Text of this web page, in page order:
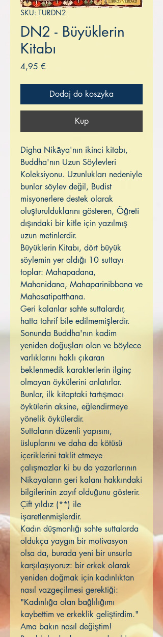
SKU: TURDN2
DN2 - Büyüklerin
Kitabı
4,95 €
Dodaj do koszyka
Kup
Digha Nikāya'nın ikinci kitabı,
Buddha'nın Uzun Söylevleri
Koleksiyonu. Uzunlukları nedeniyle
bunlar söylev değil, Budist
misyonerlere destek olarak
oluşturulduklarını gösteren, Öğreti
dışındaki bir kitle için yazılmış
uzun metinlerdir.
Büyüklerin Kitabı, dört büyük
söylemin yer aldığı 10 suttayı
toplar: Mahapadana,
Mahanidana, Mahaparinibbana ve
Mahasatipatthana.
Geri kalanlar sahte suttalardır,
hatta tahrif bile edilmemişlerdir.
Sonunda Buddha'nın kadim
yeniden doğuşları olan ve böylece
varlıklarını haklı çıkaran
beklenmedik karakterlerin ilginç
olmayan öykülerini anlatırlar.
Bunlar, ilk kitaptaki tartışmacı
öykülerin aksine, eğlendirmeye
yönelik öykülerdir.
Suttaların düzenli yapısını,
üsluplarını ve daha da kötüsü
içeriklerini taklit etmeye
çalışmazlar ki bu da yazarlarının
Nikayaların geri kalanı hakkındaki
bilgilerinin zayıf olduğunu gösterir.
Çift yıldız (**) ile
işaretlenmişlerdir.
Kadın düşmanlığı sahte suttalarda
oldukça yaygın bir motivasyon
olsa da, burada yeni bir unsurla
karşılaşıyoruz: bir erkek olarak
yeniden doğmak için kadınlıktan
nasıl vazgeçilmesi gerektiği:
"Kadınlığa olan bağlılığımı
kaybettim ve erkeklik geliştirdim."
Ama bakın nasıl değiştim!